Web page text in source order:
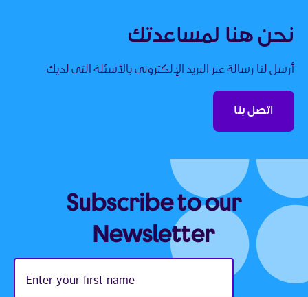
نحن هنا لمساعدتك
أرسل لنا رسالة عبر البريد الإلكتروني بالأسئلة التي لديك
اتصل بنا
Subscribe to our
Newsletter
Enter
your